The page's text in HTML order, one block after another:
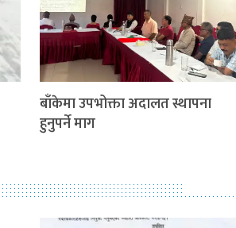
बाँकेमा उपभोक्ता अदालत स्थापना
हुनुपर्ने माग